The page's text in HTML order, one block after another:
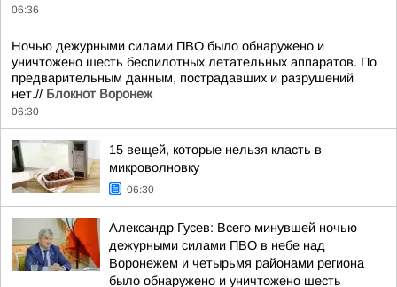
06:36
Ночью дежурными силами ПВО было обнаружено и
уничтожено шесть беспилотных летательных аппаратов. По
предварительным данным, пострадавших и разрушений
нет.// Блокнот Воронеж
06:30
15 вещей, которые нельзя класть в
микроволновку
06:30
Александр Гусев: Всего минувшей ночью
дежурными силами ПВО в небе над
Воронежем и четырьмя районами региона
было обнаружено и уничтожено шесть